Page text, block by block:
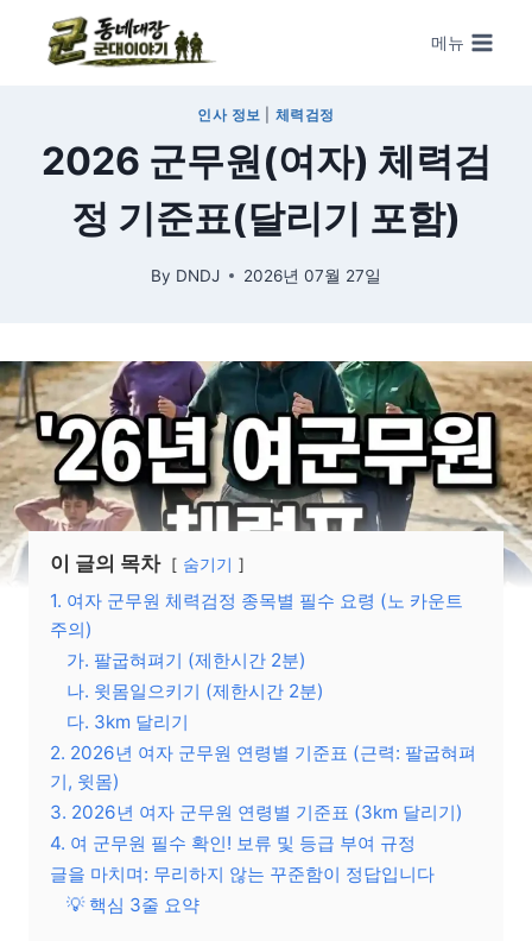
Skip to content
메뉴
인사 정보 체력검정
2026 군무원(여자) 체력검
정 기준표(달리기 포함)
By DNDJ 2026년 07월 27일
이 글의 목차 숨기기
1. 여자 군무원 체력검정 종목별 필수 요령 (노 카운트
주의)
가. 팔굽혀펴기 (제한시간 2분)
나. 윗몸일으키기 (제한시간 2분)
다. 3km 달리기
2. 2026년 여자 군무원 연령별 기준표 (근력: 팔굽혀펴
기, 윗몸)
3. 2026년 여자 군무원 연령별 기준표 (3km 달리기)
4. 여 군무원 필수 확인! 보류 및 등급 부여 규정
글을 마치며: 무리하지 않는 꾸준함이 정답입니다
💡 핵심 3줄 요약